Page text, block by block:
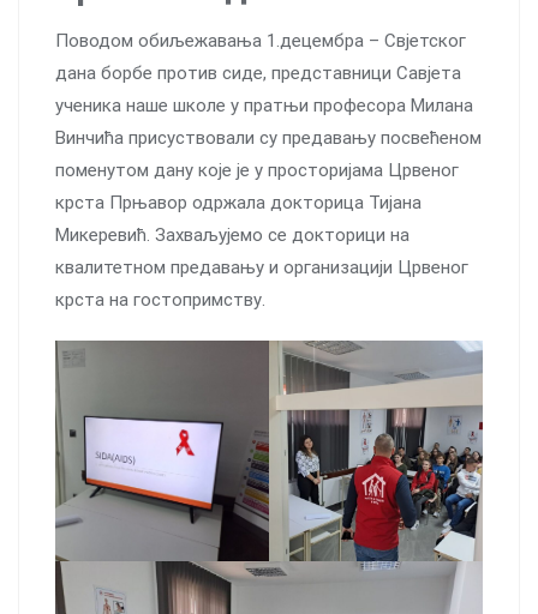
Поводом обиљежавања 1.децембра – Свјетског
дана борбе против сиде, представници Савјета
ученика наше школе у пратњи професора Милана
Винчића присуствовали су предавању посвећеном
поменутом дану које је у просторијама Црвеног
крста Прњавор одржала докторица Тијана
Микеревић. Захваљујемо се докторици на
квалитетном предавању и организацији Црвеног
крста на гостопримству.